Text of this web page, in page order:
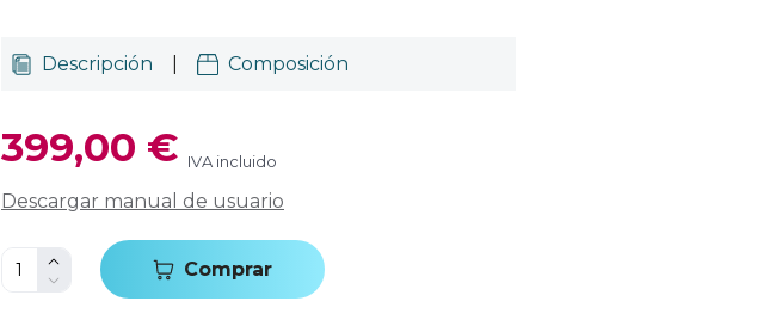
Descripción Composición
399,00 € IVA incluido
Descargar manual de usuario
Comprar